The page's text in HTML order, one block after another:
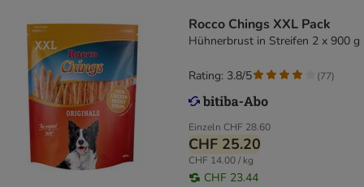
Rocco Chings XXL Pack
Hühnerbrust in Streifen 2 x 900 g
Einzeln CHF 28.60
CHF 25.20
CHF 14.00 / kg
CHF 23.44
Rating: 3.8/5 (77)